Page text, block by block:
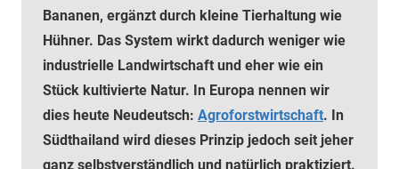
Bananen, ergänzt durch kleine Tierhaltung wie
Hühner. Das System wirkt dadurch weniger wie
industrielle Landwirtschaft und eher wie ein
Stück kultivierte Natur. In Europa nennen wir
dies heute Neudeutsch: Agroforstwirtschaft. In
Südthailand wird dieses Prinzip jedoch seit jeher
ganz selbstverständlich und natürlich praktiziert.